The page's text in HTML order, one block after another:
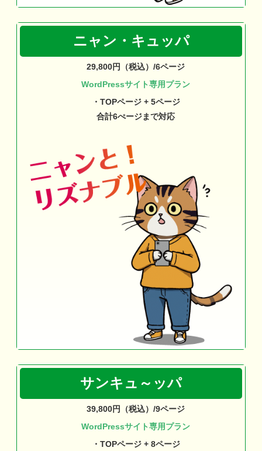
ニャン・キュッパ
29,800円（税込）/6ページ
WordPressサイト専用プラン
・TOPページ + 5ページ
合計6ぺージまで対応
サンキュ～ッパ
39,800円（税込）/9ページ
WordPressサイト専用プラン
・TOPページ + 8ページ